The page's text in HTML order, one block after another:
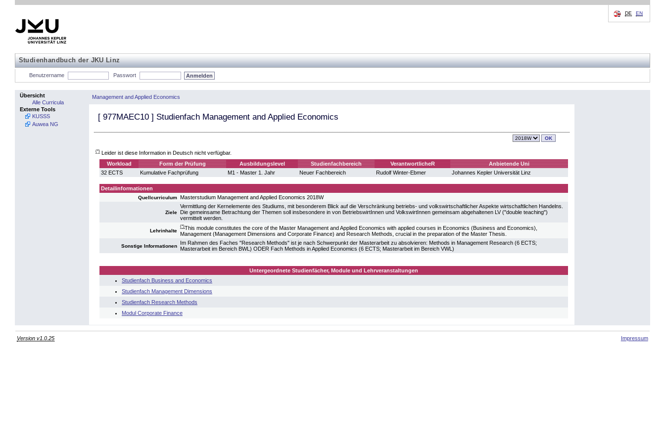
Studienhandbuch der JKU Linz
DE EN
Benutzername Passwort
Übersicht
Alle Curricula
Externe Tools
KUSSS
Auwea NG
Management and Applied Economics
[ 977MAEC10 ] Studienfach Management and Applied Economics
(*) Leider ist diese Information in Deutsch nicht verfügbar.
Workload
Form der Prüfung Ausbildungslevel Studienfachbereich VerantwortlicheR
Anbietende Uni
32 ECTS
Kumulative Fachprüfung M1 - Master 1. Jahr Neuer Fachbereich Rudolf Winter-Ebmer Johannes Kepler Universität Linz
Detailinformationen
Quellcurriculum Masterstudium Management and Applied Economics 2018W
Ziele
Vermittlung der Kernelemente des Studiums, mit besonderem Blick auf die Verschränkung betriebs- und volkswirtschaftlicher Aspekte wirtschaftlichen Handelns.
Die gemeinsame Betrachtung der Themen soll insbesondere in von BetriebswirtInnen und VolkswirtInnen gemeinsam abgehaltenen LV ("double teaching")
vermittelt werden.
Lehrinhalte
(*)This module constitutes the core of the Master Management and Applied Economics with applied courses in Economics (Business and Economics),
Management (Management Dimensions and Corporate Finance) and Research Methods, crucial in the preparation of the Master Thesis.
Sonstige Informationen
Im Rahmen des Faches "Research Methods" ist je nach Schwerpunkt der Masterarbeit zu absolvieren: Methods in Management Research (6 ECTS;
Masterarbeit im Bereich BWL) ODER Fach Methods in Applied Economics (6 ECTS; Masterarbeit im Bereich VWL)
Untergeordnete Studienfächer, Module und Lehrveranstaltungen
Studienfach Business and Economics
Studienfach Management Dimensions
Studienfach Research Methods
Modul Corporate Finance
Version v1.0.25 Impressum